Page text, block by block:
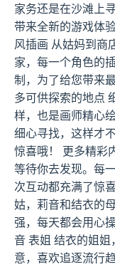
家务还是在沙滩上
带来全新的游戏体
风插画 从姑妈到商
家，每一个角色的
制，为了给您带来
多可供探索的地点
样，也是画师精心
细心寻找，这样才
惊喜哦！ 更多精彩
等待你去发现。每
次互动都充满了惊
姑，莉音和结衣的
强，每天都会用心
音 表姐 结衣的姐
意，喜欢追逐流行